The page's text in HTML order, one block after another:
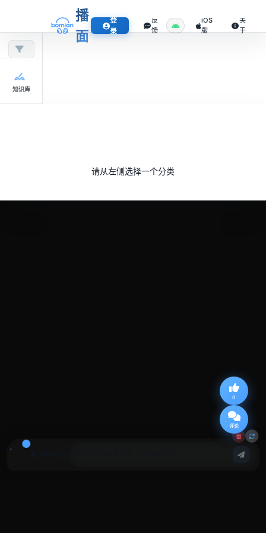
播
面
登
录
反
馈
iOS
版
关
于
0
评论
知识库
请从左侧选择一个分类